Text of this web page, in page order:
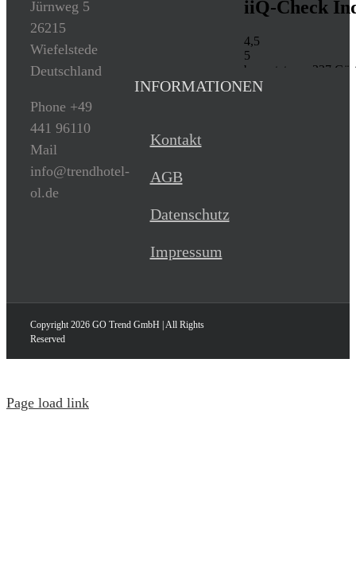
Jürnweg 5
26215
Wiefelstede
Deutschland
Phone +49
441 96110
Mail
info@trendhotel-
ol.de
INFORMATIONEN
Kontakt
AGB
Datenschutz
Impressum
Copyright 2026 GO Trend GmbH | All Rights
Reserved
Page load link